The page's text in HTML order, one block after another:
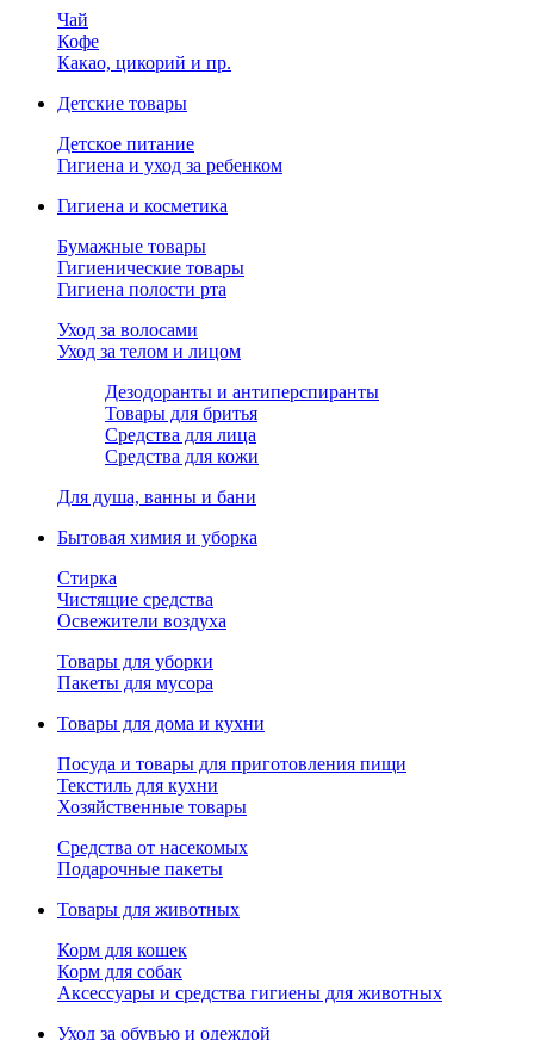
Чай
Кофе
Какао, цикорий и пр.
Детские товары
Детское питание
Гигиена и уход за ребенком
Гигиена и косметика
Бумажные товары
Гигиенические товары
Гигиена полости рта
Уход за волосами
Уход за телом и лицом
Дезодоранты и антиперспиранты
Товары для бритья
Средства для лица
Средства для кожи
Для душа, ванны и бани
Бытовая химия и уборка
Стирка
Чистящие средства
Освежители воздуха
Товары для уборки
Пакеты для мусора
Товары для дома и кухни
Посуда и товары для приготовления пищи
Текстиль для кухни
Хозяйственные товары
Средства от насекомых
Подарочные пакеты
Товары для животных
Корм для кошек
Корм для собак
Аксессуары и средства гигиены для животных
Уход за обувью и одеждой